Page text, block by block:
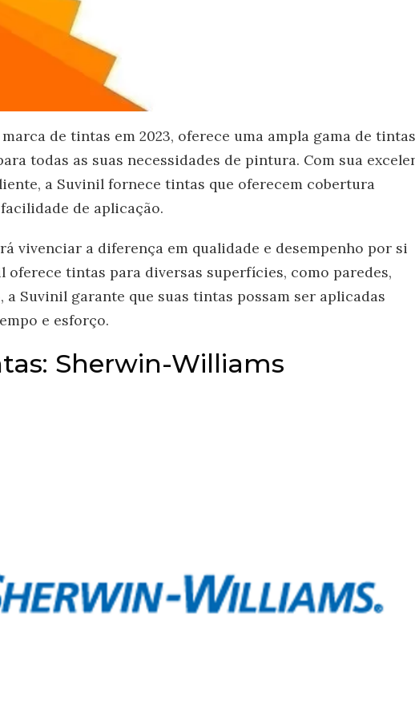
de tintas em 2023, oferece uma ampla gama de tintas
todas as suas necessidades de pintura. Com sua
a Suvinil fornece tintas que oferecem cobertura
de aplicação.
vivenciar a diferença em qualidade e desempenho por si
oferece tintas para diversas superfícies, como paredes,
a Suvinil garante que suas tintas possam ser aplicadas
e esforço.
Sherwin-Williams